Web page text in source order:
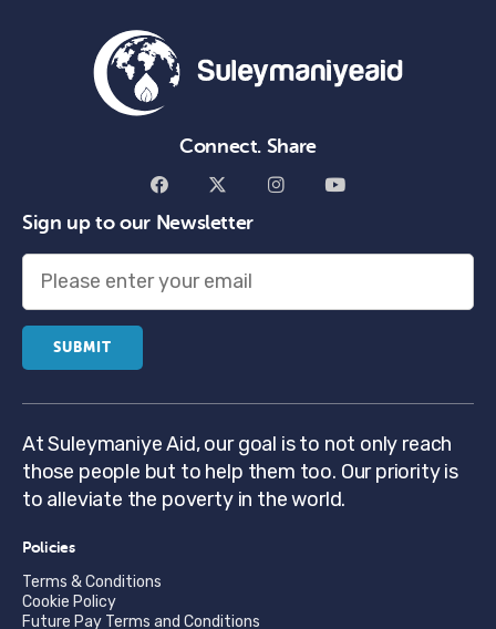
Connect. Share
Sign up to our Newsletter
At Suleymaniye Aid, our goal is to not only reach
those people but to help them too. Our priority is
to alleviate the poverty in the world.
Policies
Terms & Conditions
Cookie Policy
Future Pay Terms and Conditions